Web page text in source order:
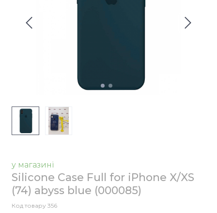
у магазині
Silicone Case Full for iPhone X/XS
(74) abyss blue (000085)
Код товару 356